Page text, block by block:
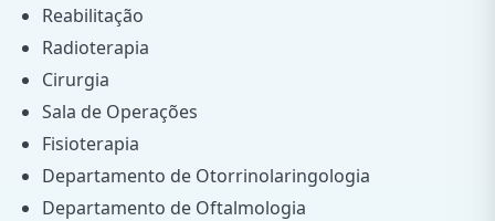
Reabilitação
Radioterapia
Cirurgia
Sala de Operações
Fisioterapia
Departamento de Otorrinolaringologia
Departamento de Oftalmologia